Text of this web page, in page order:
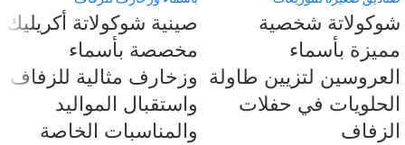
شوكولاتة شخصية
مميزة بأسماء
العروسين لتزيين طاولة
الحلويات في حفلات
الزفاف
صينية شوكولاتة أكريليك
مخصصة بأسماء
وزخارف مثالية للزفاف
واستقبال المواليد
والمناسبات الخاصة